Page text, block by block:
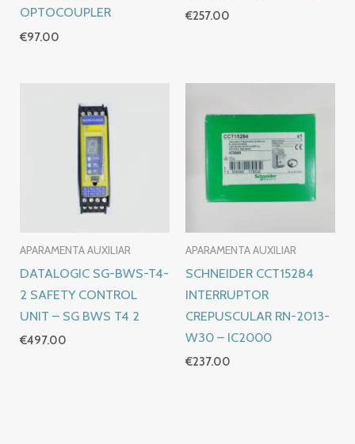
OPTOCOUPLER
€97.00
€257.00
APARAMENTA AUXILIAR
DATALOGIC SG-BWS-T4-
2 SAFETY CONTROL
UNIT – SG BWS T4 2
€497.00
APARAMENTA AUXILIAR
SCHNEIDER CCT15284
INTERRUPTOR
CREPUSCULAR RN-2013-
W30 – IC2000
€237.00